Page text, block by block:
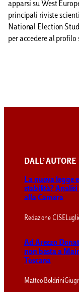
apparsi su West
principali riviste
National Election
per accedere al profilo
DALL’ AUTORE
La nuova legge
stabilità?
alla Camera
Redazione CISE
Ad Arezzo
non basta a
Toscana
Matteo Boldrini